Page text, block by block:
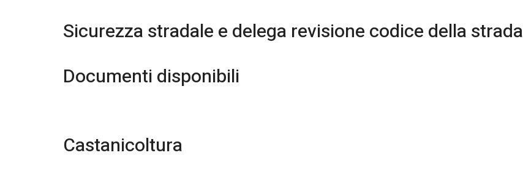
Sicurezza stradale e delega revisione codice della strada
Documenti disponibili
Castanicoltura